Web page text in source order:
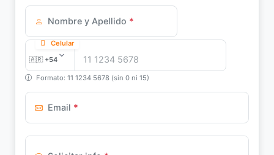
Nombre y Apellido *
Celular
Formato: 11 1234 5678 (sin 0 ni 15)
Email *